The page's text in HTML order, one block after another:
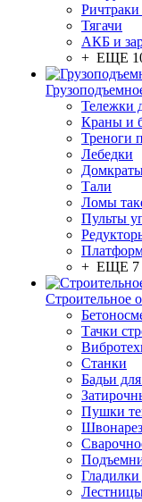
Тягачи
АКБ и
+ ЕЩЕ
Тележки
Краны и
Треноги
Лебедки
Тали
Ломы
Пульты
+ ЕЩЕ 7
Строительное
Тачки
Станки
Бадьи
Пушки
Гладилки